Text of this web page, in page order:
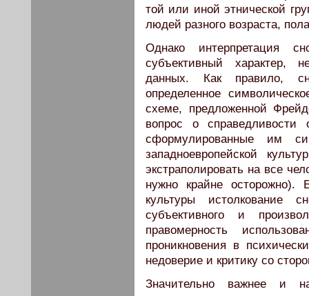
той или иной этнической
людей разного возраста,
Однако интерпретация
субъективный характер,
данных. Как правило,
определенное
схеме, предложенной
вопрос о
сформулированные им
западноевропейской
экстраполировать на все
нужно крайне
культуры истолкование
субъективного и
правомерность
проникновения в
недоверие и критику со
Значительно важнее и